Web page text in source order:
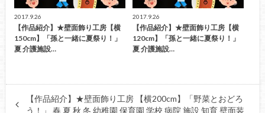
2017.9.26
【作品紹介】★壁面飾り工房【横
150cm】「孫と一緒に夏祭り！」
夏 介護施設…
2017.9.26
【作品紹介】★壁面飾り工房【横
120cm】「孫と一緒に夏祭り！」
夏 介護施設…
【作品紹介】★壁面飾り工房 【横200cm】「野菜とおどろ
う！」 春 夏 秋 冬 幼稚園 保育園 学校 病院 施設 知育 壁面装